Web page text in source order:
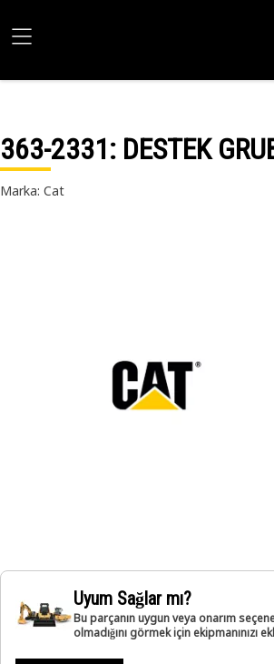
363-2331: DESTEK
Marka: Cat
Uyum Sağlar mı?
Bu parçanın uygun veya onarım
olmadığını görmek için ekipmanınızı